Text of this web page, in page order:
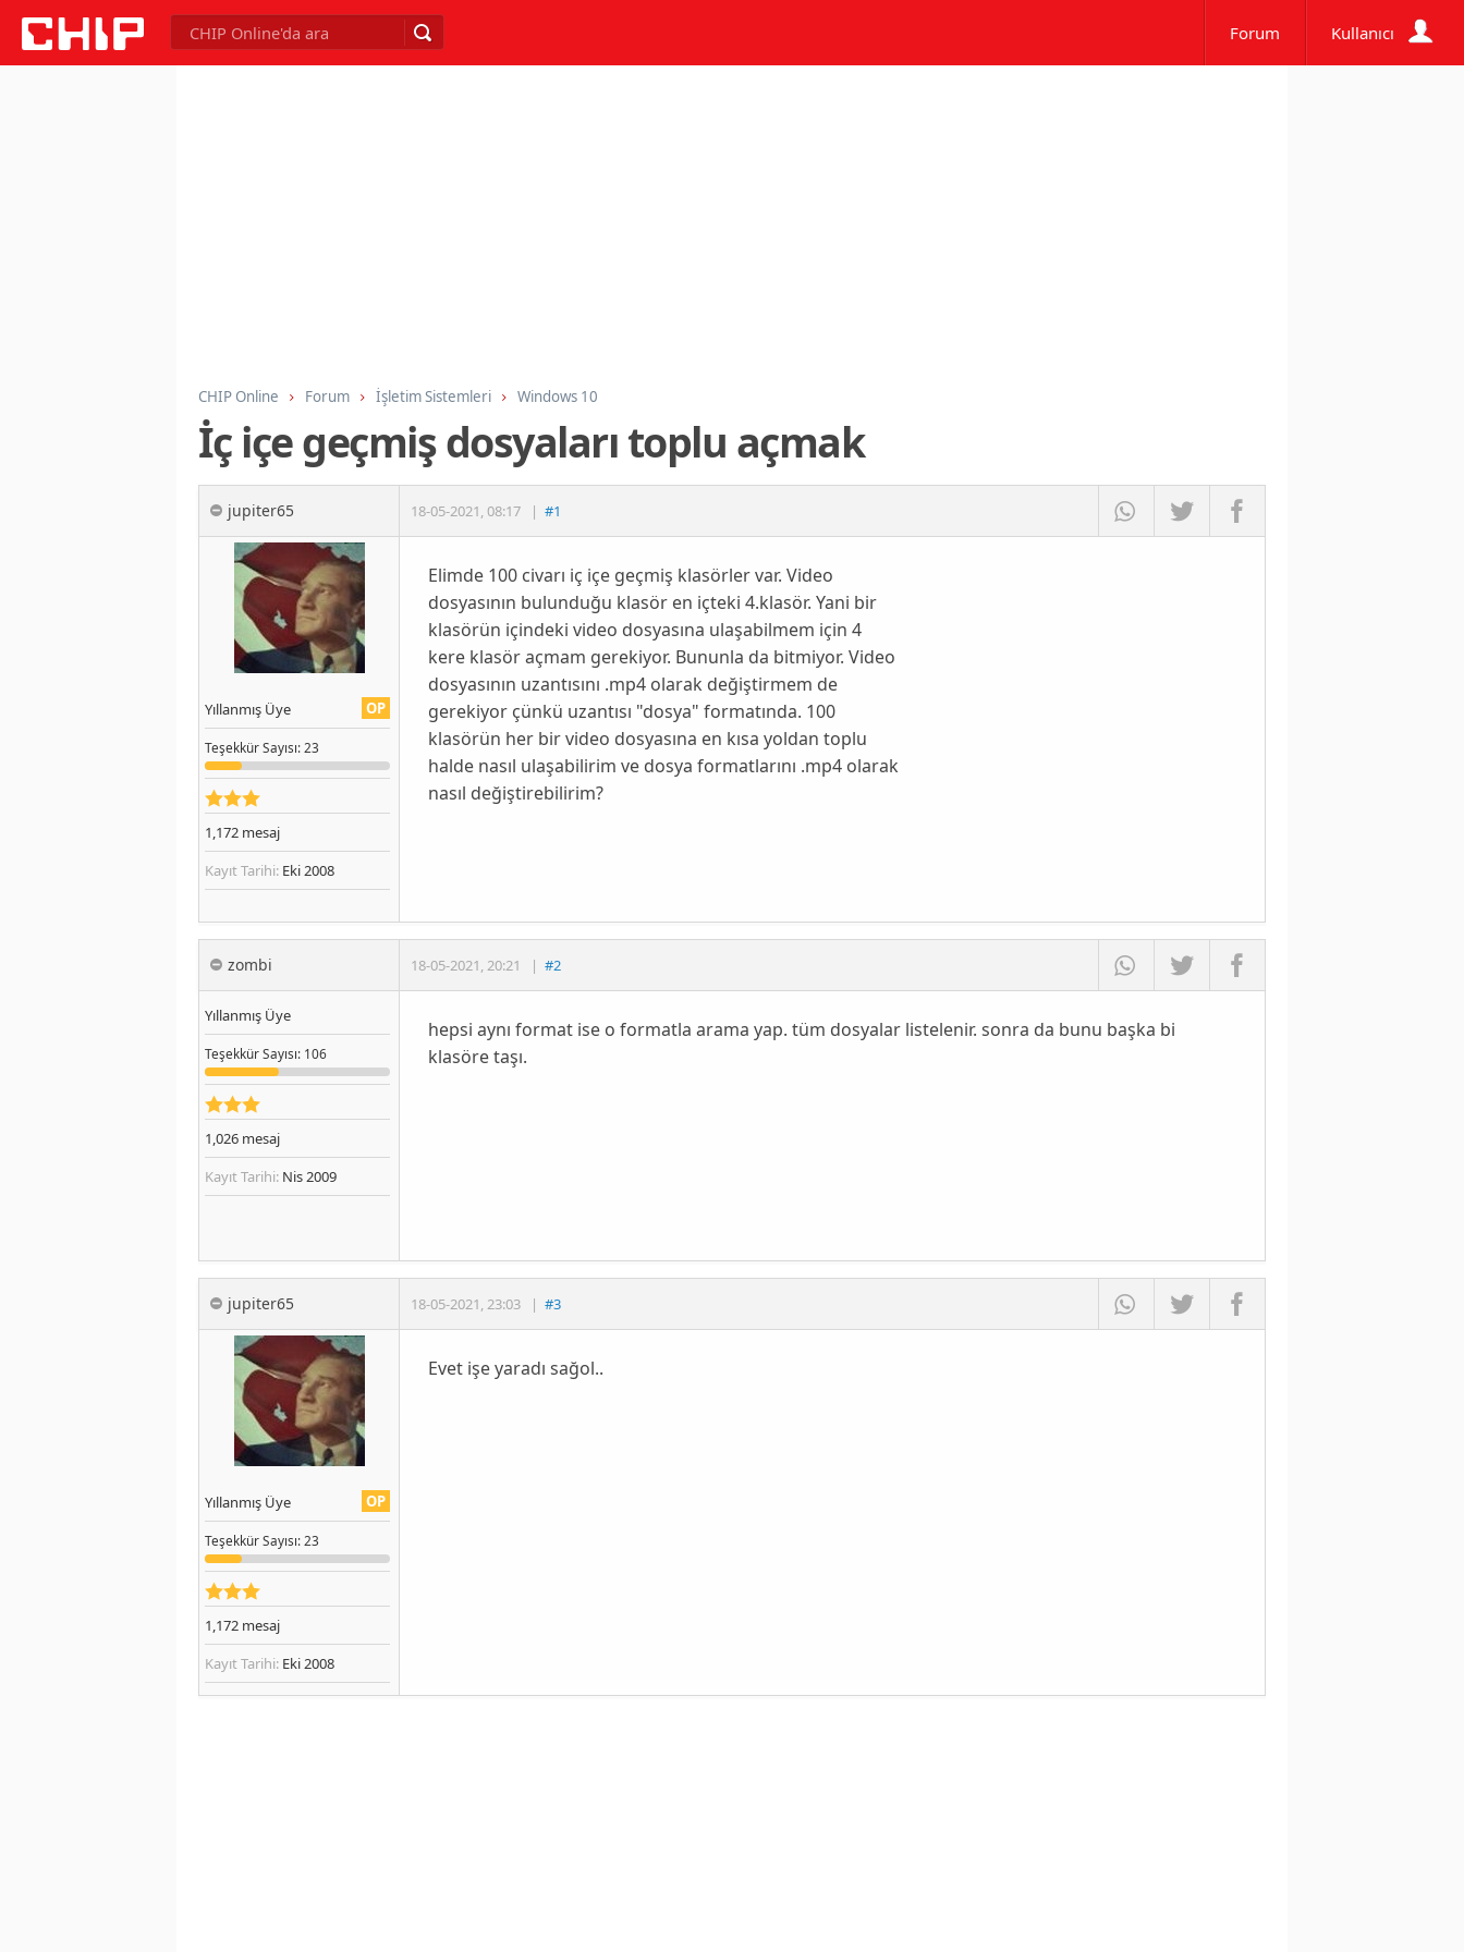
Forum Kullanıcı
CHIP Online Forum İşletim Sistemleri Windows 10
İç içe geçmiş dosyaları toplu açmak
jupiter65 18-05-2021,08:17 | #1
OP
Yıllanmış Üye
TeşekkürSayısı: 23
1,172 mesaj
Kayıt Tarihi: Eki 2008
Elimde 100 civarı iç içe geçmiş klasörler var. Video
dosyasının bulunduğu klasör en içteki 4.klasör. Yani bir
klasörün içindeki video dosyasına ulaşabilmem için 4
kere klasör açmam gerekiyor. Bununla da bitmiyor. Video
dosyasının uzantısını .mp4 olarak değiştirmem de
gerekiyor çünkü uzantısı "dosya" formatında. 100
klasörün her bir video dosyasına en kısa yoldan toplu
halde nasıl ulaşabilirim ve dosya formatlarını .mp4 olarak
nasıl değiştirebilirim?
zombi 18-05-2021,20:21 | #2
Yıllanmış Üye
TeşekkürSayısı: 106
1,026 mesaj
Kayıt Tarihi: Nis 2009
hepsi aynı format ise o formatla arama yap. tüm dosyalar listelenir. sonra da bunu başka bi
klasöre taşı.
jupiter65 18-05-2021,23:03 | #3
OP
Yıllanmış Üye
TeşekkürSayısı: 23
1,172 mesaj
Kayıt Tarihi: Eki 2008
Evet işe yaradı sağol..